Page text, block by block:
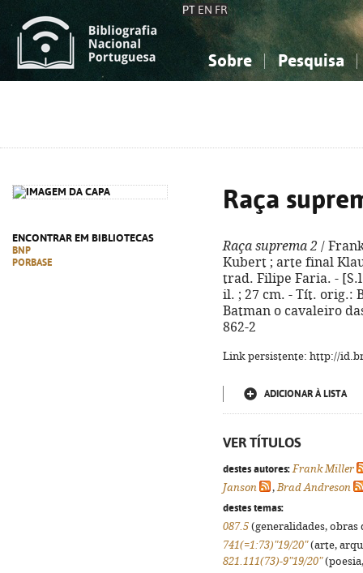
PT EN FR
Sobre Pesquisa
ENCONTRAR EM BIBLIOTECAS
BNP
PORBASE
Raça
Raça suprema 2 /
Kubert ; arte final
trad. Filipe Faria. -
il. ; 27 cm. - Tít. orig.:
Batman o cavaleiro
862-2
Link persistente: http://
ADICIONAR À LISTA
VER TÍTULOS
destes autores: Frank Miller
Janson
,Brad Andreson
destes temas:
087.5 (generalidades,
741(=1:73)"19/20"(arte,
821.111(73)-9"19/20"